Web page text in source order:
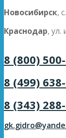
Новосибирск,
Краснодар,
8 (800)
8 (499)
8 (343)